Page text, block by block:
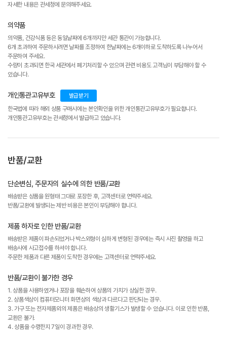
자세한 내용은 관세청에 문의해주세요.
의약품
의약품, 건강식품 등은 동일날짜에 6개까지만 세관 통관이 가능합니다.
6개 초과하여 주문하시려면 날짜를 조정하여 한날짜에는 6개이하로 도착하도록 나누어서
주문하여 주세요.
수량이 초과되면 한국 세관에서 폐기처리할 수 있으며 관련 비용도 고객님이 부담해야 할 수
있습니다.
개인통관고유부호 발급받기
한국법에 따라 해외 상품 구매시에는 본인확인을 위한 개인통관고유부호가 필요합니다.
개인통관고유부호는 관세청에서 발급하고 있습니다.
반품/교환
단순변심, 주문자의 실수에 의한 반품/교환
배송받은 상품을 원형태 그대로 포장한 후, 고객센터로 연락주세요.
반품/교환에 발생되는 제반 비용은 본인이 부담해야 합니다.
제품 하자로 인한 반품/교환
배송받은 제품이 파손되었거나 박스외형이 심하게 변형된 경우에는 즉시 사진 촬영을 하고
배송사에 사고접수를 하셔야 합니다.
주문한 제품과 다른 제품이 도착한 경우에는 고객센터로 연락주세요.
반품/교환이 불가한 경우
1. 상품을 사용하였거나 포장을 훼손하여 상품의 가치가 상실한 경우.
2. 상품색상이 컴퓨터모니터 화면상의 색상과 다르다고 판단되는 경우.
3. 가구 또는 전자제품외의 제품은 배송상의 생활기스가 발생할 수 있습니다. 이로 인한 반품,
교환은 불가.
4. 상품을 수령한지 7일이 경과한 경우.